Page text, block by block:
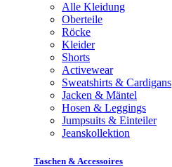
Alle Kleidung
Oberteile
Röcke
Kleider
Shorts
Activewear
Sweatshirts & Cardigans
Jacken & Mäntel
Hosen & Leggings
Jumpsuits & Einteiler
Jeanskollektion
Taschen & Accessoires